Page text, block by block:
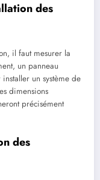
des
il faut mesurer la
un panneau
un système de
dimensions
précisément
des